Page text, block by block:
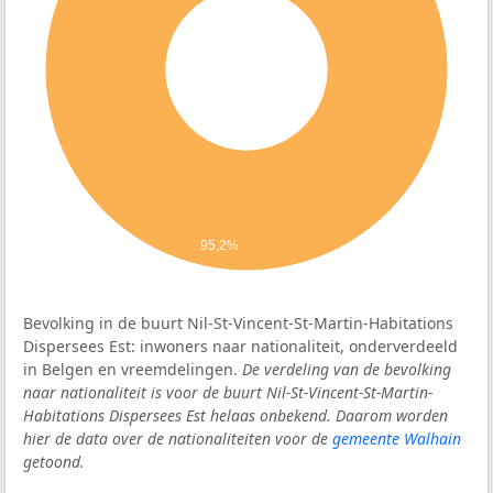
95,2%
Bevolking in de buurt Nil-St-Vincent-St-Martin-Habitations
Dispersees Est: inwoners naar nationaliteit, onderverdeeld
in Belgen en vreemdelingen. De verdeling van de bevolking
naar nationaliteit is voor de buurt Nil-St-Vincent-St-Martin-
Habitations Dispersees Est helaas onbekend. Daarom worden
hier de data over de nationaliteiten voor de gemeente Walhain
getoond.